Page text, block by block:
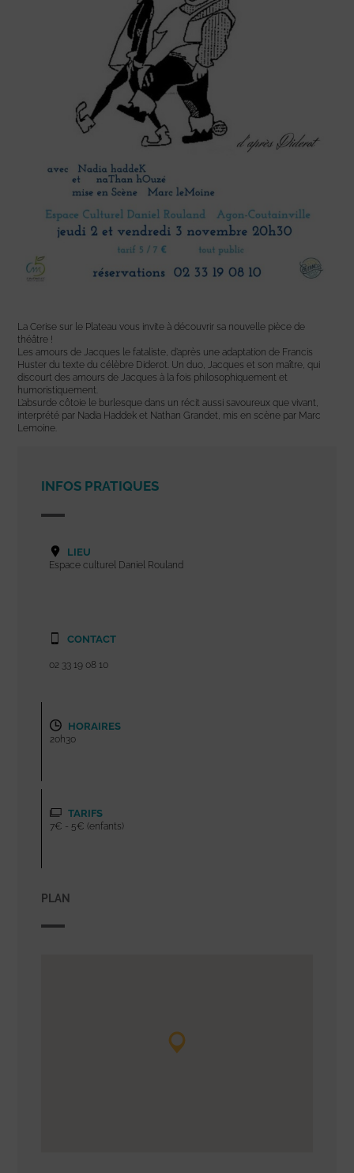
La Cerise sur le Plateau vous invite à découvrir sa nouvelle pièce de
théâtre !
Les amours de Jacques le fataliste, d’après une adaptation de Francis
Huster du texte du célèbre Diderot. Un duo, Jacques et son maître, qui
discourt des amours de Jacques à la fois philosophiquement et
humoristiquement.
L’absurde côtoie le burlesque dans un récit aussi savoureux que vivant,
interprété par Nadia Haddek et Nathan Grandet, mis en scène par Marc
Lemoine.
INFOS PRATIQUES
LIEU
Espace culturel Daniel Rouland
CONTACT
02 33 19 08 10
HORAIRES
20h30
TARIFS
7€ - 5€ (enfants)
PLAN